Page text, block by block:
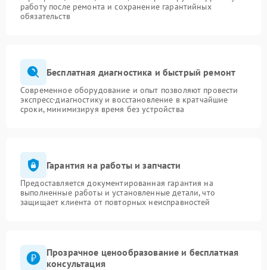
работу после ремонта и сохранение гарантийных
обязательств
Бесплатная диагностика и быстрый ремонт
Современное оборудование и опыт позволяют провести
экспресс-диагностику и восстановление в кратчайшие
сроки, минимизируя время без устройства
Гарантия на работы и запчасти
Предоставляется документированная гарантия на
выполненные работы и установленные детали, что
защищает клиента от повторных неисправностей
Прозрачное ценообразование и бесплатная
консультация